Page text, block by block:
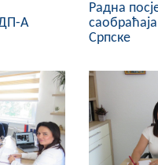
А
Радна
Српске